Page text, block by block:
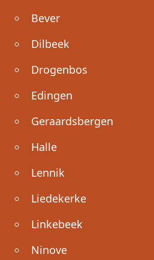
Bever
Dilbeek
Drogenbos
Edingen
Geraardsbergen
Halle
Lennik
Liedekerke
Linkebeek
Ninove